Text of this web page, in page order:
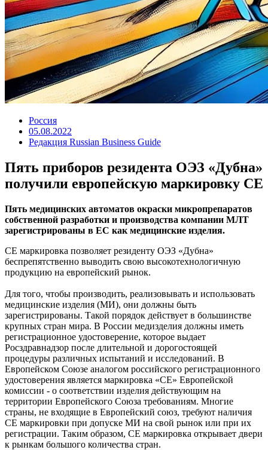
Россия
05.08.2022
Редакция Russian Business Guide
Пять приборов резидента ОЭЗ «Дубна»
получили европейскую маркировку СЕ
Пять медицинских автоматов окраски микропрепаратов
собственной разработки и производства компании МЛТ
зарегистрированы в ЕС как медицинские изделия.
СЕ маркировка позволяет резиденту ОЭЗ «Дубна»
беспрепятственно выводить свою высокотехнологичную
продукцию на европейский рынок.
Для того, чтобы производить, реализовывать и использовать
медицинские изделия (МИ), они должны быть
зарегистрированы. Такой порядок действует в большинстве
крупных стран мира. В России медизделия должны иметь
регистрационное удостоверение, которое выдает
Росздравнадзор после длительной и дорогостоящей
процедуры различных испытаний и исследований. В
Европейском Союзе аналогом российского регистрационного
удостоверения является маркировка «СЕ» Европейской
комиссии - о соответствии изделия действующим на
территории Европейского Союза требованиям. Многие
страны, не входящие в Европейский союз, требуют наличия
СЕ маркировки при допуске МИ на свой рынок или при их
регистрации. Таким образом, СЕ маркировка открывает двери
к рынкам большого количества стран.